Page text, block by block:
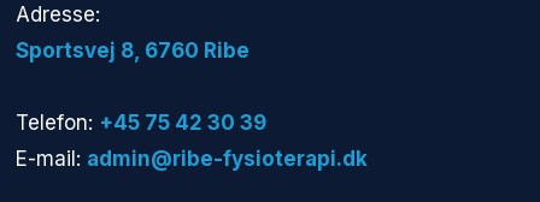
Adresse:
​Sportsvej 8, 6760 Ribe​
Telefon: +45 75 42 30 39
E-mail: admin@ribe-fysioterapi.dk